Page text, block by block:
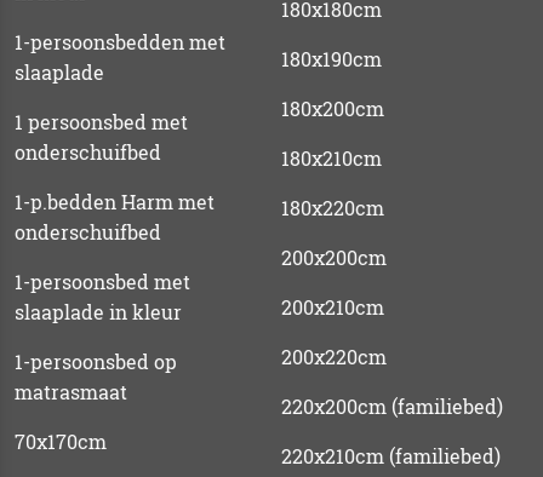
1-persoonsbedden met
slaaplade
1 persoonsbed met
onderschuifbed
1-p.bedden Harm met
onderschuifbed
1-persoonsbed met
slaaplade in kleur
1-persoonsbed op
matrasmaat
70x170cm
180x180cm
180x190cm
180x200cm
180x210cm
180x220cm
200x200cm
200x210cm
200x220cm
220x200cm (familiebed)
220x210cm (familiebed)